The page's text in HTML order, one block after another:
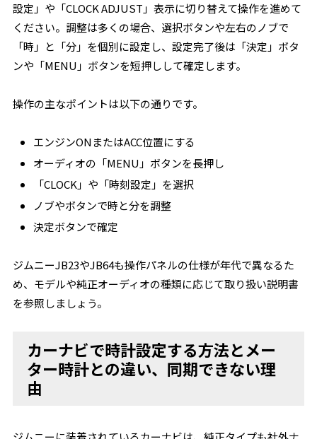
設定」や「CLOCK ADJUST」表示に切り替えて操作を進めて
ください。調整は多くの場合、選択ボタンや左右のノブで
「時」と「分」を個別に設定し、設定完了後は「決定」ボタ
ンや「MENU」ボタンを短押しして確定します。
操作の主なポイントは以下の通りです。
エンジンONまたはACC位置にする
オーディオの「MENU」ボタンを長押し
「CLOCK」や「時刻設定」を選択
ノブやボタンで時と分を調整
決定ボタンで確定
ジムニーJB23やJB64も操作パネルの仕様が年代で異なるた
め、モデルや純正オーディオの種類に応じて取り扱い説明書
を参照しましょう。
カーナビで時計設定する方法とメー
ター時計との違い、同期できない理
由